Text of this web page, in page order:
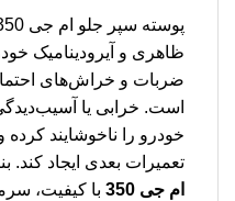
ظاهری و آیرودینامیک
ضربات و خراش‌های
است. خرابی یا
خودرو را ناخوشایند
تعمیرات بعدی ایجاد کند.
ام جی 350
با کیفیت،